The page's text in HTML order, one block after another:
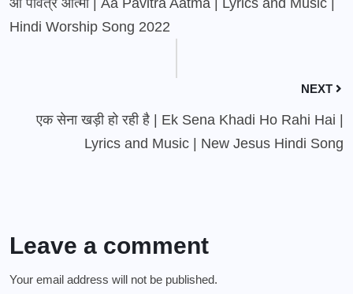
आ पवित्र आत्मा | Aa Pavitra Aatma | Lyrics and Music |
Hindi Worship Song 2022
NEXT
एक सेना खड़ी हो रही है | Ek Sena Khadi Ho Rahi Hai |
Lyrics and Music | New Jesus Hindi Song
Leave a comment
Your email address will not be published.